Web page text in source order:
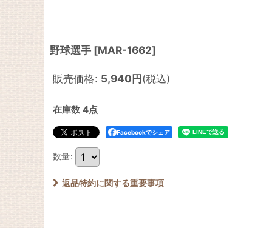
野球選手 [MAR-1662]
販売価格: 5,940円(税込)
在庫数 4点
Facebookでシェア
数量:
返品特約に関する重要事項